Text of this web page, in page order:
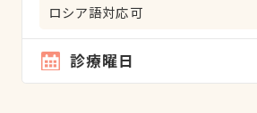
ロシア語対応可
診療曜日